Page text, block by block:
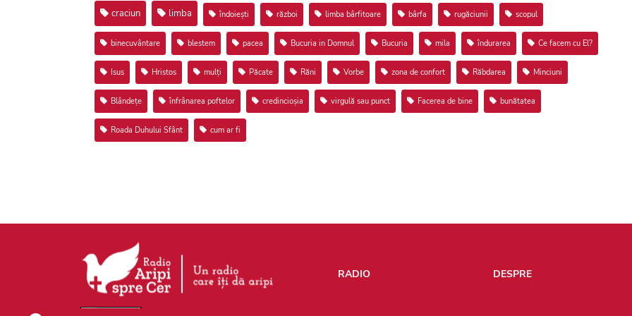
craciun limba îndoiești război limba bârfitoare bârfa rugăciunii scopul
binecuvântare blestem pacea Bucuria in Domnul Bucuria mila îndurarea Ce facem cu El?
Isus Hristos mulți Păcate Răni Vorbe zona de confort Răbdarea Minciuni
Blândețe înfrânarea poftelor credincioșia virgulă sau punct Facerea de bine bunătatea
Roada Duhului Sfânt cum ar fi
RADIO DESPRE